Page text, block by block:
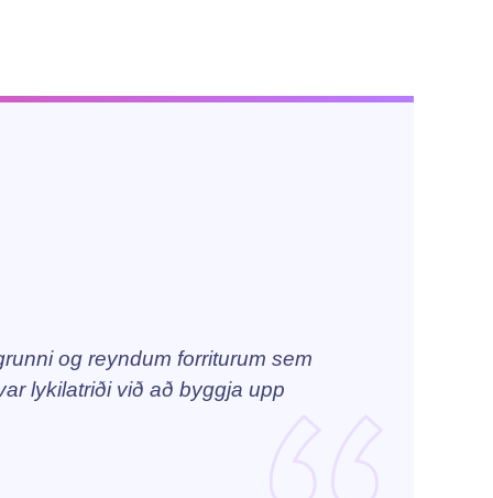
og reyndum forriturum sem
lykilatriði við að byggja upp